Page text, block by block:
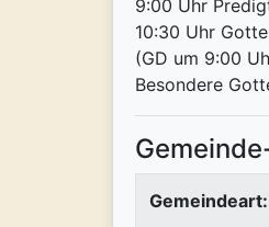
9:00 Uhr
10:30 Uhr
(GD um 9:00
Besondere
Gemeindeart: